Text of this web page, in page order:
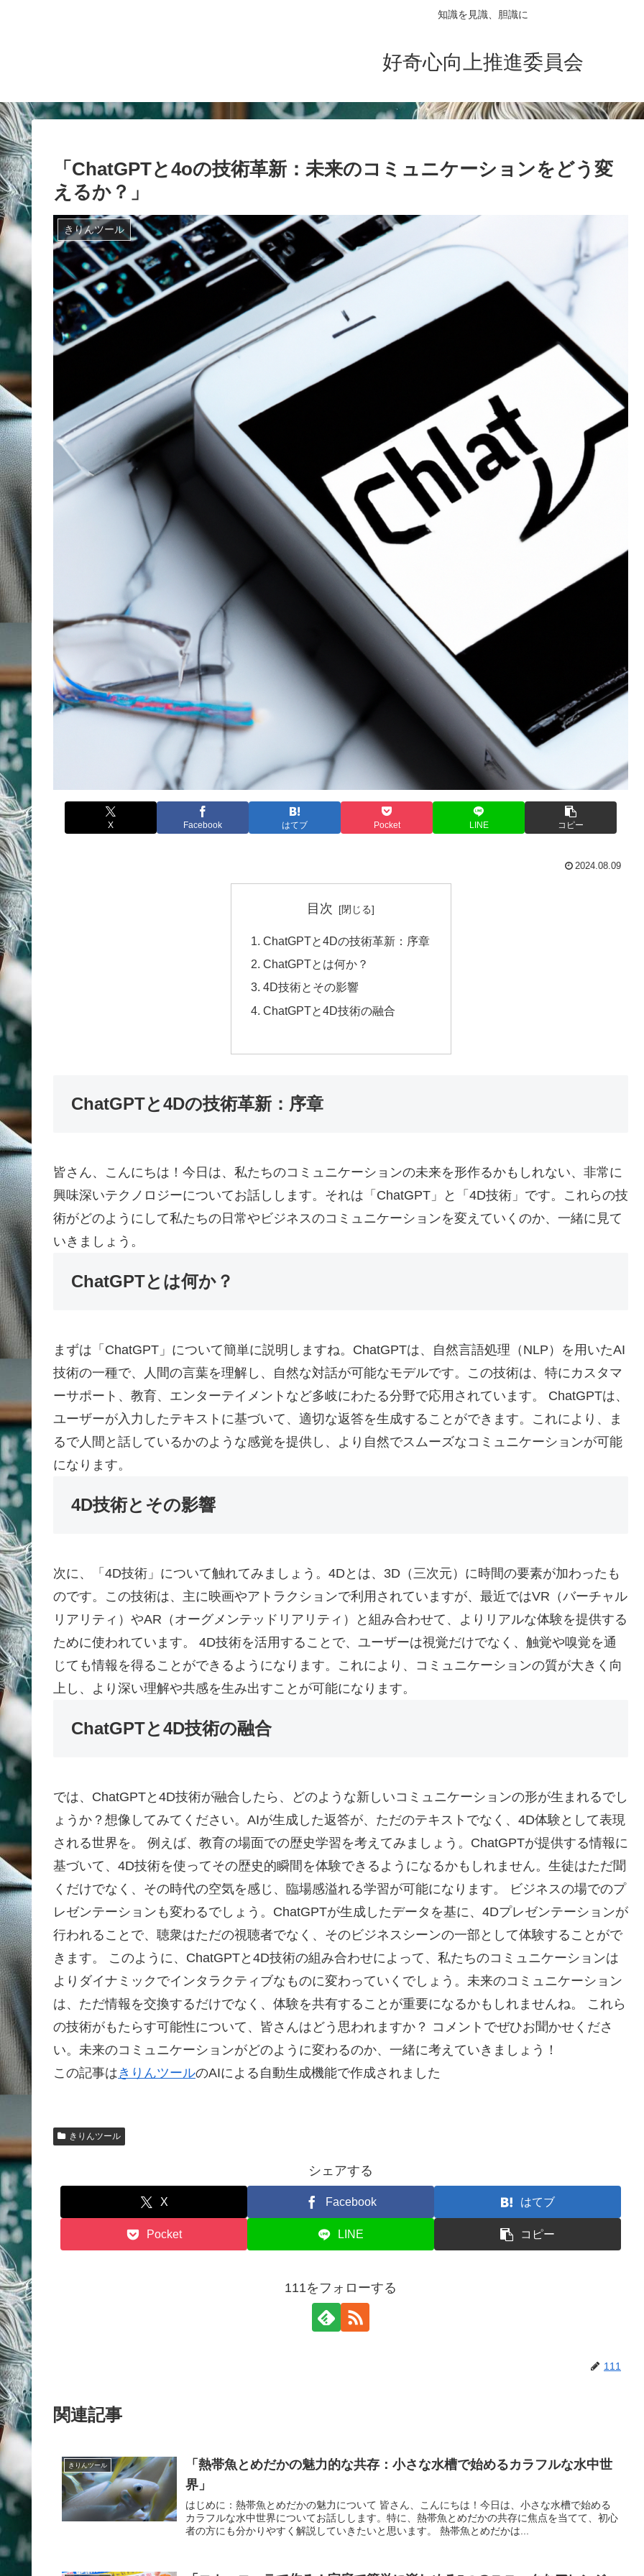
知識を見識、胆識に
好奇心向上推進委員会
「ChatGPTと4oの技術革新：未来のコミュニケーションをどう変
えるか？」
きりんツール
X Facebook はてブ Pocket LINE コピー
2024.08.09
目次
ChatGPTと4Dの技術革新：序章
ChatGPTとは何か？
4D技術とその影響
ChatGPTと4D技術の融合
ChatGPTと4Dの技術革新：序章
皆さん、こんにちは！今日は、私たちのコミュニケーションの未来を形作るかもしれない、非常に
興味深いテクノロジーについてお話しします。それは「ChatGPT」と「4D技術」です。これらの技
術がどのようにして私たちの日常やビジネスのコミュニケーションを変えていくのか、一緒に見て
いきましょう。
ChatGPTとは何か？
まずは「ChatGPT」について簡単に説明しますね。ChatGPTは、自然言語処理（NLP）を用いたAI
技術の一種で、人間の言葉を理解し、自然な対話が可能なモデルです。この技術は、特にカスタマ
ーサポート、教育、エンターテイメントなど多岐にわたる分野で応用されています。 ChatGPTは、
ユーザーが入力したテキストに基づいて、適切な返答を生成することができます。これにより、ま
るで人間と話しているかのような感覚を提供し、より自然でスムーズなコミュニケーションが可能
になります。
4D技術とその影響
次に、「4D技術」について触れてみましょう。4Dとは、3D（三次元）に時間の要素が加わったも
のです。この技術は、主に映画やアトラクションで利用されていますが、最近ではVR（バーチャル
リアリティ）やAR（オーグメンテッドリアリティ）と組み合わせて、よりリアルな体験を提供する
ために使われています。 4D技術を活用することで、ユーザーは視覚だけでなく、触覚や嗅覚を通
じても情報を得ることができるようになります。これにより、コミュニケーションの質が大きく向
上し、より深い理解や共感を生み出すことが可能になります。
ChatGPTと4D技術の融合
では、ChatGPTと4D技術が融合したら、どのような新しいコミュニケーションの形が生まれるでし
ょうか？想像してみてください。AIが生成した返答が、ただのテキストでなく、4D体験として表現
される世界を。 例えば、教育の場面での歴史学習を考えてみましょう。ChatGPTが提供する情報に
基づいて、4D技術を使ってその歴史的瞬間を体験できるようになるかもしれません。生徒はただ聞
くだけでなく、その時代の空気を感じ、臨場感溢れる学習が可能になります。 ビジネスの場でのプ
レゼンテーションも変わるでしょう。ChatGPTが生成したデータを基に、4Dプレゼンテーションが
行われることで、聴衆はただの視聴者でなく、そのビジネスシーンの一部として体験することがで
きます。 このように、ChatGPTと4D技術の組み合わせによって、私たちのコミュニケーションは
よりダイナミックでインタラクティブなものに変わっていくでしょう。未来のコミュニケーション
は、ただ情報を交換するだけでなく、体験を共有することが重要になるかもしれませんね。 これら
の技術がもたらす可能性について、皆さんはどう思われますか？ コメントでぜひお聞かせくださ
い。未来のコミュニケーションがどのように変わるのか、一緒に考えていきましょう！
この記事は きりんツールのAIによる自動生成機能で作成されました
きりんツール
シェアする
X Facebook はてブ
Pocket LINE コピー
111をフォローする
111
関連記事
きりんツール
「熱帯魚とめだかの魅力的な共存：小さな水槽で始めるカラフルな水中世
界」
はじめに：熱帯魚とめだかの魅力について 皆さん、こんにちは！今日は、小さな水槽で始める
カラフルな水中世界についてお話しします。特に、熱帯魚とめだかの共存に焦点を当てて、初心
者の方にも分かりやすく解説していきたいと思います。 熱帯魚とめだかは...